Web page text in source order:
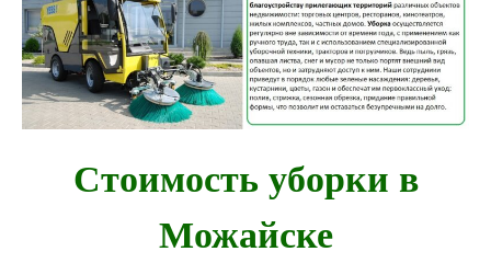
Стоимость уборки в
Можайске